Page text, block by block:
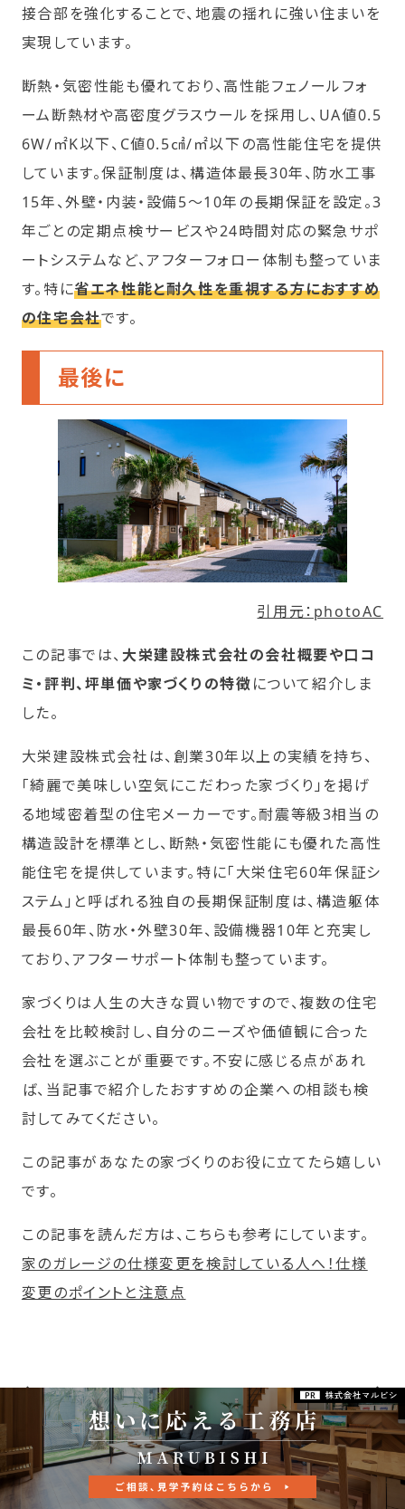
接合部を強化することで、地震の揺れに強い住まいを
実現しています。
断熱・気密性能も優れており、高性能フェノールフォ
ーム断熱材や高密度グラスウールを採用し、UA値0.5
6W/㎡K以下、C値0.5㎠/㎡以下の高性能住宅を提供
しています。保証制度は、構造体最長30年、防水工事
15年、外壁・内装・設備5～10年の長期保証を設定。3
年ごとの定期点検サービスや24時間対応の緊急サポ
ートシステムなど、アフターフォロー体制も整っていま
す。特に省エネ性能と耐久性を重視する方におすすめ
の住宅会社です。
最後に
引用元：photoAC
この記事では、 大栄建設株式会社の会社概要や口コ
ミ・評判、坪単価や家づくりの特徴について紹介しま
した。
大栄建設株式会社は、創業30年以上の実績を持ち、
「綺麗で美味しい空気にこだわった家づくり」を掲げ
る地域密着型の住宅メーカーです。耐震等級3相当の
構造設計を標準とし、断熱・気密性能にも優れた高性
能住宅を提供しています。特に「大栄住宅60年保証シ
ステム」と呼ばれる独自の長期保証制度は、構造躯体
最長60年、防水・外壁30年、設備機器10年と充実し
ており、アフターサポート体制も整っています。
家づくりは人生の大きな買い物ですので、複数の住宅
会社を比較検討し、自分のニーズや価値観に合った
会社を選ぶことが重要です。不安に感じる点があれ
ば、当記事で紹介したおすすめの企業への相談も検
討してみてください。
この記事があなたの家づくりのお役に立てたら嬉しい
です。
この記事を読んだ方は、こちらも参考にしています。
家のガレージの仕様変更を検討している人へ！仕様
変更のポイントと注意点
前の記事へ 次の記事へ
関連する記事